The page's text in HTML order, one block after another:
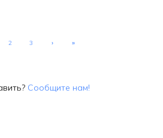
2 3 › »
Сообщите нам!